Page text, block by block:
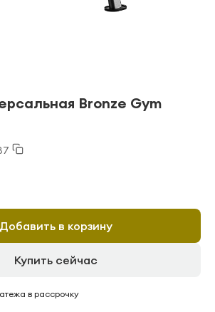
Bronze Gym
Добавить в корзину
Купить сейчас
в рассрочку